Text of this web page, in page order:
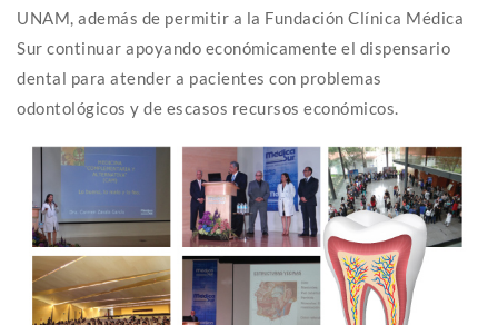
UNAM, además de permitir a la Fundación Clínica Médica
Sur continuar apoyando económicamente el dispensario
dental para atender a pacientes con problemas
odontológicos y de escasos recursos económicos.